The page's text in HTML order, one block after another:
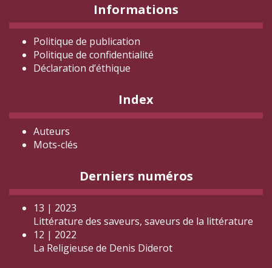
Informations
Politique de publication
Politique de confidentialité
Déclaration d’éthique
Index
Auteurs
Mots-clés
Derniers numéros
13 | 2023
Littérature des saveurs, saveurs de la littérature
12 | 2022
La Religieuse de Denis Diderot